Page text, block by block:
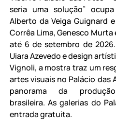
seria uma solução”
Alberto da Veiga Guignard
Corrêa Lima, Genesco Murta
até 6 de setembro de
Uiara Azevedo e design
Vignoli, a mostra traz um
artes visuais no Palácio das
panorama da
brasileira. As galerias do
entrada gratuita.